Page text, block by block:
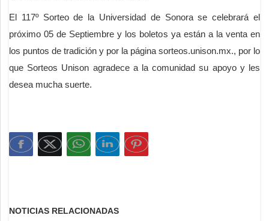
El 117º Sorteo de la Universidad de Sonora se celebrará el
próximo 05 de Septiembre y los boletos ya están a la venta en
los puntos de tradición y por la página sorteos.unison.mx., por lo
que Sorteos Unison agradece a la comunidad su apoyo y les
desea mucha suerte.
NOTICIAS RELACIONADAS